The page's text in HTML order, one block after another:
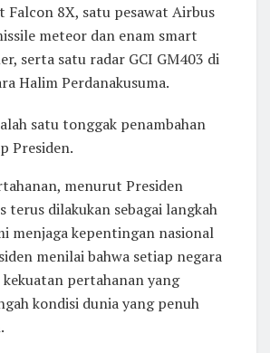
Falcon 8X, satu pesawat Airbus
meteor dan enam smart
serta satu radar GCI GM403 di
Halim Perdanakusuma.
satu tonggak penambahan
Presiden.
menurut Presiden
terus dilakukan sebagai langkah
menjaga kepentingan nasional
menilai bahwa setiap negara
pertahanan yang
kondisi dunia yang penuh